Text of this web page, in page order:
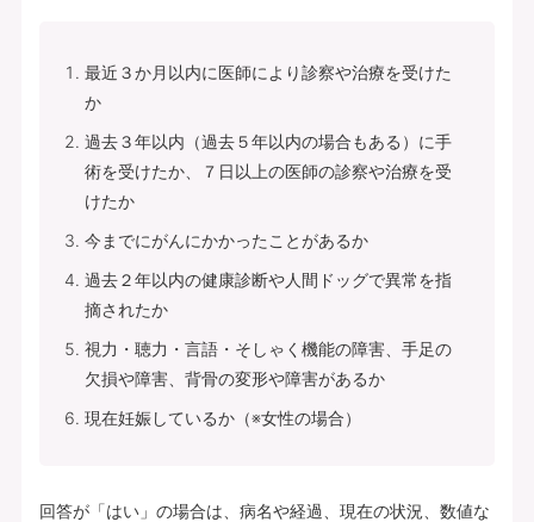
最近３か月以内に医師により診察や治療を受けた
か
過去３年以内（過去５年以内の場合もある）に手
術を受けたか、７日以上の医師の診察や治療を受
けたか
今までにがんにかかったことがあるか
過去２年以内の健康診断や人間ドッグで異常を指
摘されたか
視力・聴力・言語・そしゃく機能の障害、手足の
欠損や障害、背骨の変形や障害があるか
現在妊娠しているか（※女性の場合）
回答が「はい」の場合は、病名や経過、現在の状況、数値な